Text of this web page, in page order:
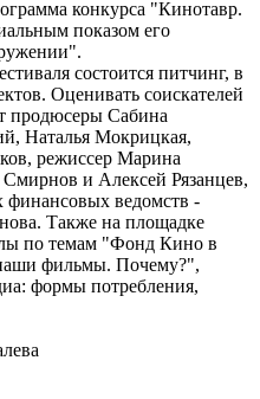
конкурса "Кинотавр.
показом его
состоится питчинг, в
Оценивать соискателей
продюсеры Сабина
Наталья Мокрицкая,
режиссер Марина
и Алексей Рязанцев,
финансовых ведомств -
Также на площадке
по темам "Фонд Кино в
фильмы. Почему?",
формы потребления,